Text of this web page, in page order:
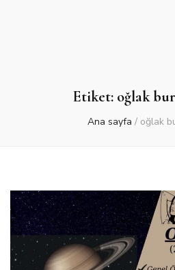
Etiket: oğlak
Ana sayfa / oğlak